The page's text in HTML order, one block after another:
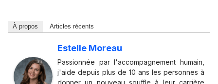
À propos Articles récents
Estelle Moreau
Passionnée par l'accompagnement humain,
j'aide depuis plus de 10 ans les personnes à